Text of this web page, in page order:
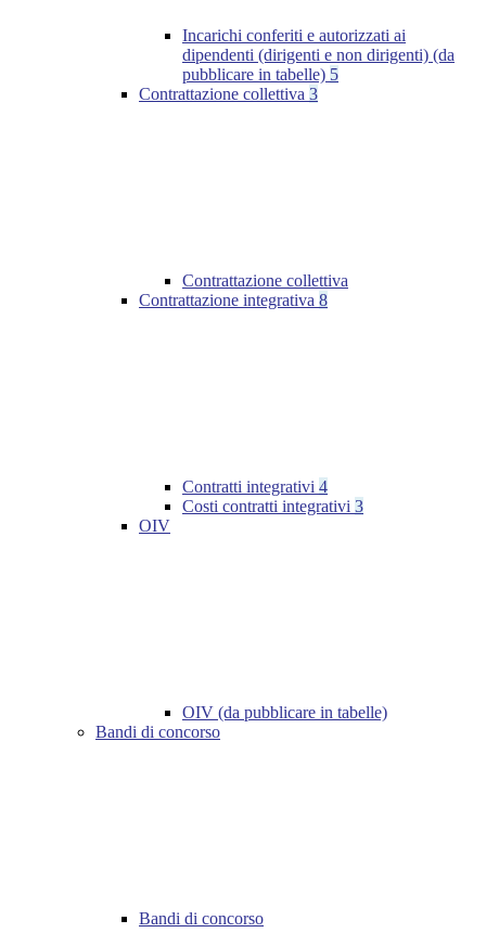
Incarichi conferiti e autorizzati ai
dipendenti (dirigenti e non dirigenti) (da
pubblicare in tabelle) 5
Contrattazione collettiva 3
Contrattazione collettiva
Contrattazione integrativa 8
Contratti integrativi 4
Costi contratti integrativi 3
OIV
OIV (da pubblicare in tabelle)
Bandi di concorso
Bandi di concorso